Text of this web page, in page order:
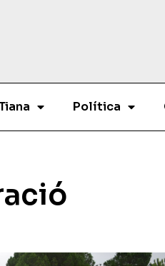
Política